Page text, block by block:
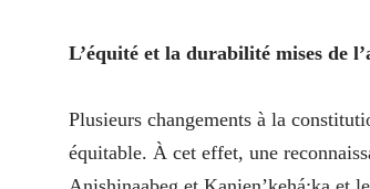
L’équité et la durabilité mises de
Plusieurs changements à la
équitable. À cet effet, une